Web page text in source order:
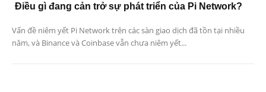
Điều gì đang cản trở sự phát triển của Pi Network?
Vấn đề niêm yết Pi Network trên các sàn giao dịch đã tồn tại nhiều
năm, và Binance và Coinbase vẫn chưa niêm yết...